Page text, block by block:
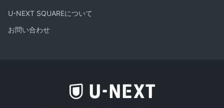
U-NEXT SQUAREについて
お問い合わせ